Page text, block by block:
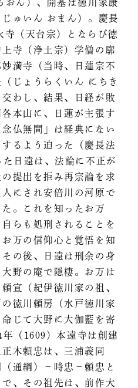
おん）、開基は徳川家康
ゅいん おまん）。慶長
寺（天台宗）とならび徳
寺（浄土宗）学僧の廓
満寺（当時、日蓮宗不
じょうらくいん にちき
わし、結果、日経が敗
本山に、日蓮が主張す
仏無間」は経典にない
るよう迫った（慶長法
日遠は、法論に不正が
提出を拒み再宗論を求
にされ安倍川の河原で
。これを知ったお万
らも処刑されることを
万の信仰心と覚悟を知
の後、日遠は刑余の身
野の庵で隠棲。お万は
宣（紀伊徳川家の祖、
徳川頼房（水戸徳川家
じて大野に大伽藍を寄
（1609）本遠寺は創建
木頼忠は、三浦義同
通綱）－時忠－頼忠と
、その祖先は、前作大